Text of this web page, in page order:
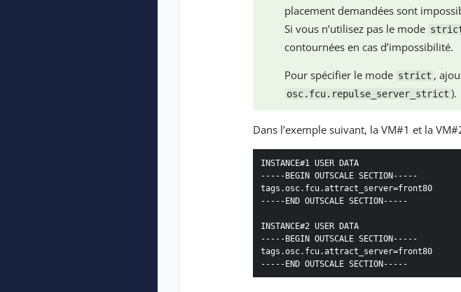
placement demandées sont
Si vous n’utilisez pas le mode
contournées en cas d’impossibilité.
Pour spécifier le mode strict ,
osc.fcu.repulse_server_strict ).
Dans l’exemple suivant, la VM#1 et la
INSTANCE#1 USER DATA
-----BEGIN OUTSCALE SECTION-----
tags.osc.fcu.attract_server=front80
-----END OUTSCALE SECTION-----
INSTANCE#2 USER DATA
-----BEGIN OUTSCALE SECTION-----
tags.osc.fcu.attract_server=front80
-----END OUTSCALE SECTION-----